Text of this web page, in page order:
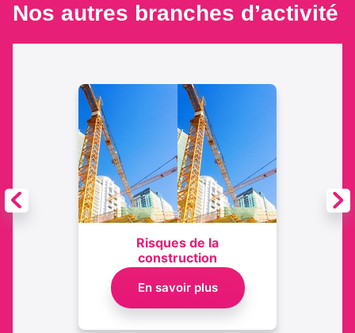
Nos autres branches d’activité
Risques de la
construction
En savoir plus